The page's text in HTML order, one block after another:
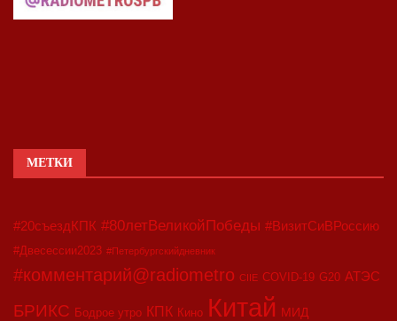
МЕТКИ
#20съездКПК #80летВеликойПобеды #ВизитСиВРоссию
#Двесессии2023 #Петербургскийдневник
#комментарий@radiometro CIIE COVID-19 G20 АТЭС
БРИКС Бодрое утро КПК Кино Китай МИД